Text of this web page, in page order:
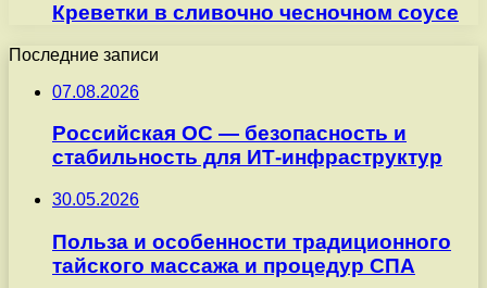
Креветки в сливочно чесночном соусе
Последние записи
07.08.2026
Российская ОС — безопасность и
стабильность для ИТ-инфраструктур
30.05.2026
Польза и особенности традиционного
тайского массажа и процедур СПА